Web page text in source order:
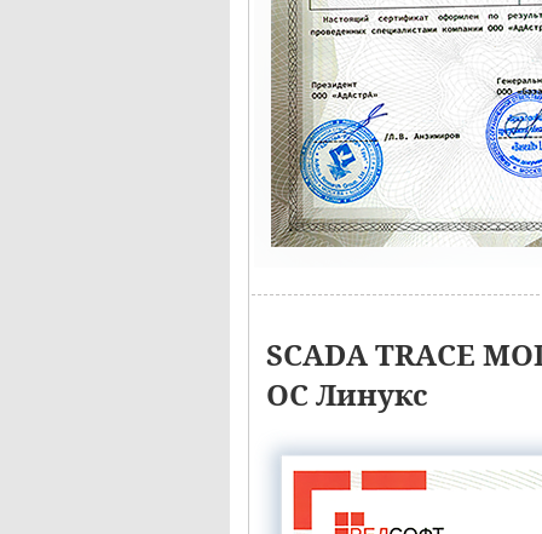
SCADA TRACE
ОС Линукс